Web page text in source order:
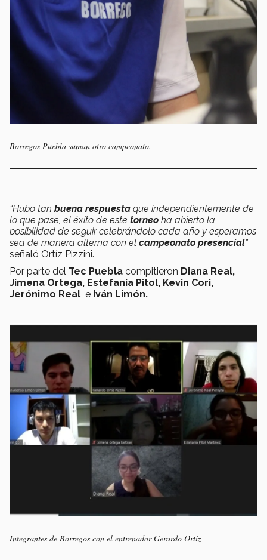
Borregos Puebla suman otro campeonato.
“Hubo tan buena respuesta que independientemente de
lo que pase, el éxito de este torneo ha abierto la
posibilidad de seguir celebrándolo cada año y esperamos
sea de manera alterna con el campeonato presencial”
señaló Ortíz Pizzini.
Por parte del Tec Puebla compitieron Diana Real,
Jimena Ortega, Estefanía Pitol, Kevin Cori,
Jerónimo Real e Iván Limón.
Integrantes de Borregos con el entrenador Gerardo Ortiz